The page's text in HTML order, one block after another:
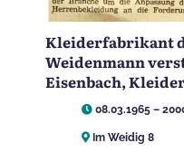
Kleiderfabrikant
Weidenmann
Eisenbach,
08.03.1965 –
Im Weidig 8